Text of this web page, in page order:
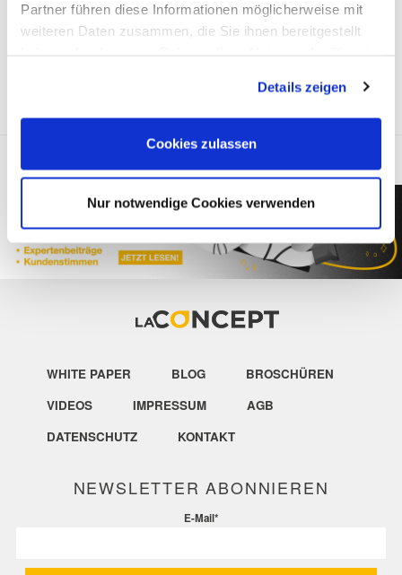
Partner führen diese Informationen möglicherweise mit
weiteren Daten zusammen, die Sie ihnen bereitgestellt
Cookies, wenn Sie unsere Webseite weiterhin nutzen.
Details zeigen
Cookies zulassen
Nur notwendige Cookies verwenden
WHITE PAPER BLOG
BROSCHÜREN
VIDEOS
IMPRESSUM
AGB
DATENSCHUTZ
KONTAKT
NEWSLETTER ABONNIEREN
E-Mail*